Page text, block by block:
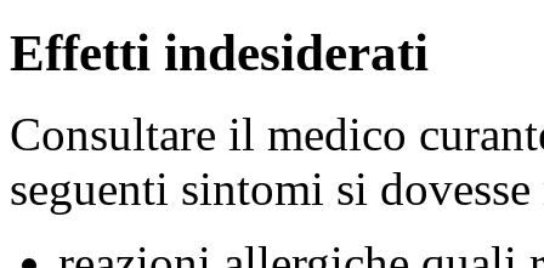
Effetti indesiderati
Consultare il medico
seguenti sintomi si